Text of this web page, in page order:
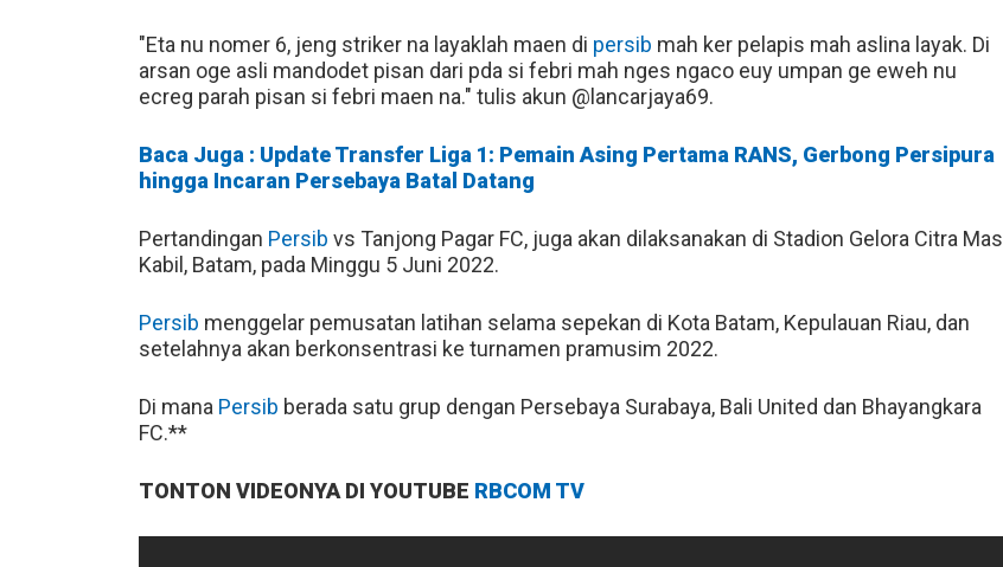
"Eta nu nomer 6, jeng striker na layaklah maen di persib mah ker pelapis mah aslina layak. Di
arsan oge asli mandodet pisan dari pda si febri mah nges ngaco euy umpan ge eweh nu
ecreg parah pisan si febri maen na." tulis akun @lancarjaya69.
Baca Juga : Update Transfer Liga 1: Pemain Asing Pertama RANS, Gerbong Persipura
hingga Incaran Persebaya Batal Datang
Pertandingan Persib vs Tanjong Pagar FC, juga akan dilaksanakan di Stadion Gelora Citra Mas
Kabil, Batam, pada Minggu 5 Juni 2022.
Persib menggelar pemusatan latihan selama sepekan di Kota Batam, Kepulauan Riau, dan
setelahnya akan berkonsentrasi ke turnamen pramusim 2022.
Di mana Persib berada satu grup dengan Persebaya Surabaya, Bali United dan Bhayangkara
FC.**
TONTON VIDEONYA DI YOUTUBE RBCOM TV